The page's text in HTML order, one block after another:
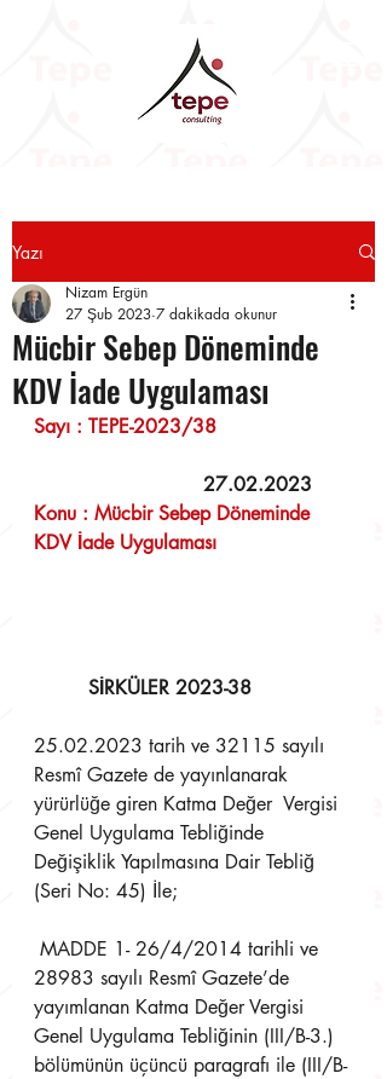
Yazı
Mücbir Sebep Döneminde
KDV İade Uygulaması
Nizam Ergün
27 Şub 2023 7 dakikada okunur
Sayı : TEPE-2023/38
    27.02.2023
Konu : Mücbir Sebep Döneminde
KDV İade Uygulaması
SİRKÜLER 2023-38
25.02.2023 tarih ve 32115 sayılı
Resmî Gazete de yayınlanarak
yürürlüğe giren Katma Değer  Vergisi
Genel Uygulama Tebliğinde
Değişiklik Yapılmasına Dair Tebliğ
(Seri No: 45) İle;
28983 sayılı Resmî Gazete’de
yayımlanan Katma Değer Vergisi
Genel Uygulama Tebliğinin (III/B-3.)
bölümünün üçüncü paragrafı ile (III/B-